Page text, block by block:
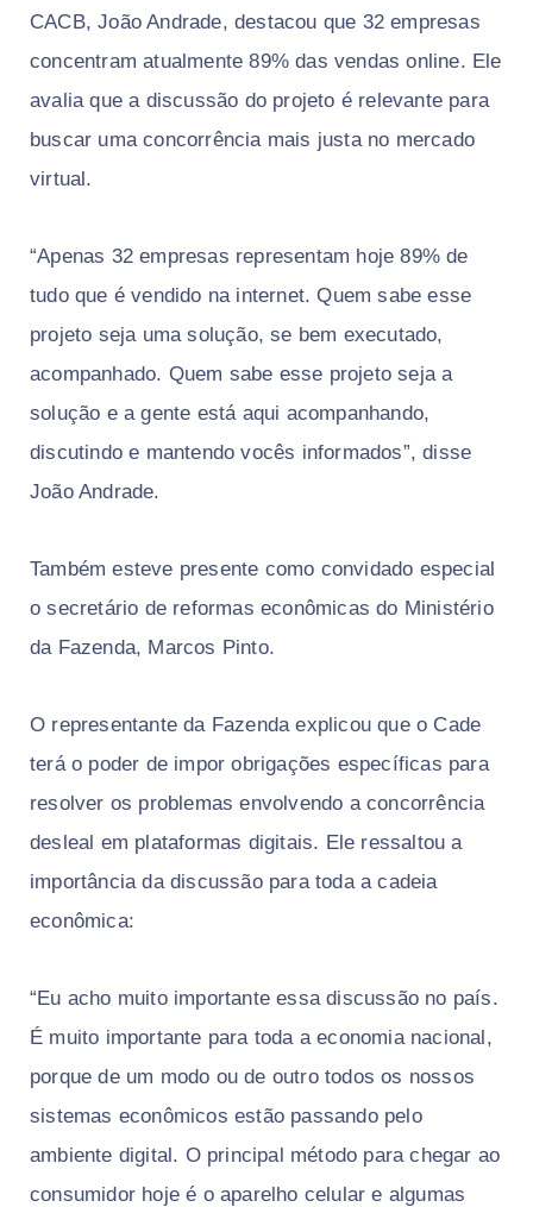
CACB, João Andrade, destacou que 32 empresas
concentram atualmente 89% das vendas online. Ele
avalia que a discussão do projeto é relevante para
buscar uma concorrência mais justa no mercado
virtual.
“Apenas 32 empresas representam hoje 89% de
tudo que é vendido na internet. Quem sabe esse
projeto seja uma solução, se bem executado,
acompanhado. Quem sabe esse projeto seja a
solução e a gente está aqui acompanhando,
discutindo e mantendo vocês informados”, disse
João Andrade.
Também esteve presente como convidado especial
o secretário de reformas econômicas do Ministério
da Fazenda, Marcos Pinto.
O representante da Fazenda explicou que o Cade
terá o poder de impor obrigações específicas para
resolver os problemas envolvendo a concorrência
desleal em plataformas digitais. Ele ressaltou a
importância da discussão para toda a cadeia
econômica:
“Eu acho muito importante essa discussão no país.
É muito importante para toda a economia nacional,
porque de um modo ou de outro todos os nossos
sistemas econômicos estão passando pelo
ambiente digital. O principal método para chegar ao
consumidor hoje é o aparelho celular e algumas